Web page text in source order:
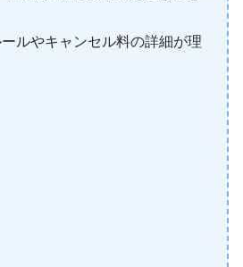
ルやキャンセル料の詳細が理